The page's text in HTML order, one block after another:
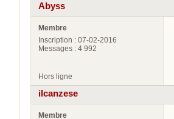
Abyss
Membre
Inscription : 07-02-2016
Messages : 4 992
Hors ligne
ilcanzese
Membre